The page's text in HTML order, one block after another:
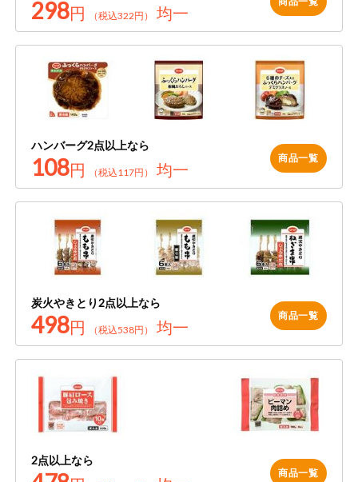
先着限定から探す
人気カテゴリ
食品から探す
目的から探す
毎週自動お届け商品
毎週自動お届け商品を確認する
毎週自動お届け商品を修正する
いつでも注文（毎週企画）
専門ショップサイト
コープしがのサービス
など
乾物・粉類
詰・瓶詰
調味料・だ
し・油・ルー
おやつ
酒・ノンアル
コール
ティッシュ・
トイレットペ
ーパー
品
アレルゲン情報
特定原材料と特定原材料に準ずるものが含まれていない商品
を検索できます。
特定原材料
卵 乳
落花生 えび くるみ
アーモンド あわび
キウイフルーツ 牛肉
鶏肉
298円 （税込322円） 均一
ハンバーグ2点以上なら
108円 （税込117円） 均一
商品一覧
炭火やきとり2点以上なら
498円 （税込538円） 均一
商品一覧
2点以上なら
商品一覧